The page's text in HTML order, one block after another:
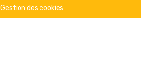
Gestion des cookies